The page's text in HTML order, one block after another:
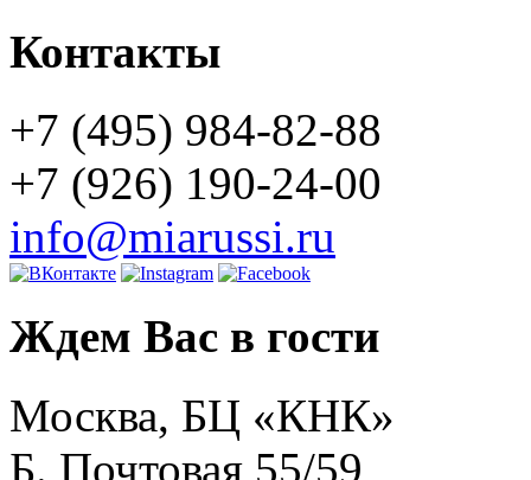
Контакты
+7 (495) 984-82-88
+7 (926) 190-24-00
info@miarussi.ru
Ждем Вас в гости
Москва, БЦ «КНК»
Б. Почтовая 55/59